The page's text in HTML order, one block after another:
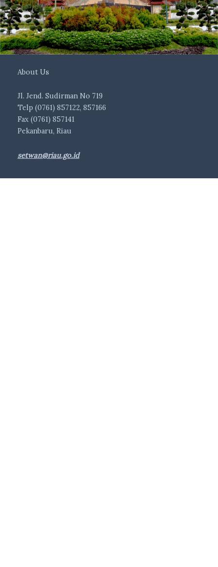
About Us
Jl. Jend. Sudirman No 719
Telp (0761) 857122, 857166
Fax (0761) 857141
Pekanbaru, Riau
setwan@riau.go.id